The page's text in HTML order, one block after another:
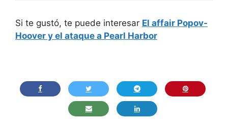
Si te gustó, te puede interesar El affair Popov-
Hoover y el ataque a Pearl Harbor